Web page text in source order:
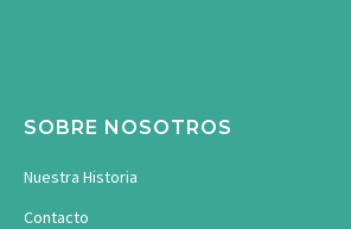
SOBRE NOSOTROS
Nuestra Historia
Contacto